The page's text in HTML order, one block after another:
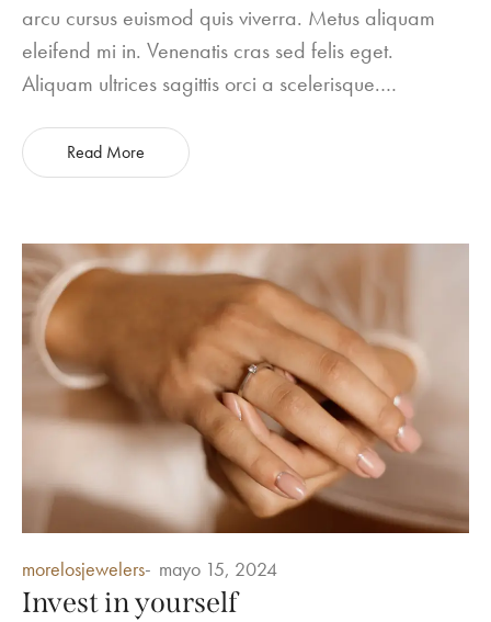
arcu cursus euismod quis viverra. Metus aliquam
eleifend mi in. Venenatis cras sed felis eget.
Aliquam ultrices sagittis orci a scelerisque.…
Read More
Posted
in
morelosjewelers mayo 15, 2024
Invest in yourself